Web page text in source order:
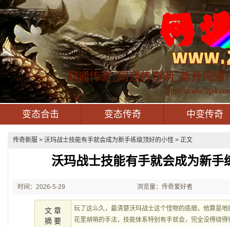
网通传奇_网通传奇网_新开网通
http://
变态合击 变态传奇 中变传奇
传奇新服 > 沃玛战士技能有手就会成为新手练级顶好的小怪 > 正文
沃玛战士技能有手就会成为新手
时间：2026-5-29
21:42:12
浏览量：传奇爱好者
文 章
摘 要
玩了这么久，最清楚沃玛战士这个怪物的底细，他算是
花里胡哨的手法，技能体系特别有手就会，完全没得绕